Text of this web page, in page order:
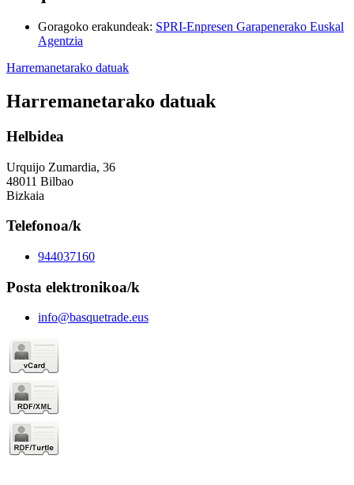
Goragoko erakundeak: SPRI-Enpresen Garapenerako Euskal
Agentzia
Harremanetarako datuak
Harremanetarako datuak
Helbidea
Urquijo Zumardia, 36
48011 Bilbao
Bizkaia
Telefonoa/k
944037160
Posta elektronikoa/k
info@basquetrade.eus